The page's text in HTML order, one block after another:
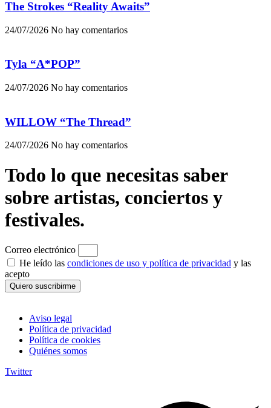
The Strokes “Reality Awaits”
24/07/2026 No hay comentarios
Tyla “A*POP”
24/07/2026 No hay comentarios
WILLOW “The Thread”
24/07/2026 No hay comentarios
Todo lo que necesitas saber
sobre artistas, conciertos y
festivales.
Correo electrónico
He leído las condiciones de uso y política de privacidad y las
acepto
Quiero suscribirme
Aviso legal
Política de privacidad
Política de cookies
Quiénes somos
Twitter